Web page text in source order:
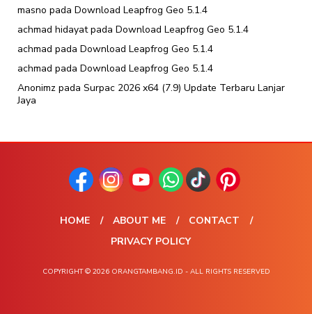
masno pada Download Leapfrog Geo 5.1.4
achmad hidayatpada Download Leapfrog Geo 5.1.4
achmad pada Download Leapfrog Geo 5.1.4
achmad pada Download Leapfrog Geo 5.1.4
Anonimz pada Surpac 2026 x64 (7.9) Update Terbaru Lanjar
Jaya
HOME ABOUT ME
CONTACT
PRIVACY POLICY
COPYRIGHT © 2026 ORANGTAMBANG.ID - ALL RIGHTS RESERVED